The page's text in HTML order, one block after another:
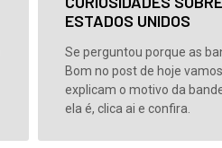
ESTADOS UNIDOS
Se perguntou porque as
Bom no post de hoje
explicam o motivo da
ela é, clica ai e confira.